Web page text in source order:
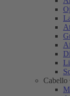
Cabello